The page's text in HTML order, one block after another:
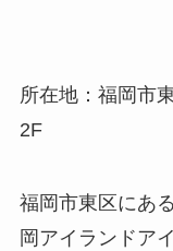
所在地：福岡市
2F
福岡市東区にあ
岡アイランドアイ